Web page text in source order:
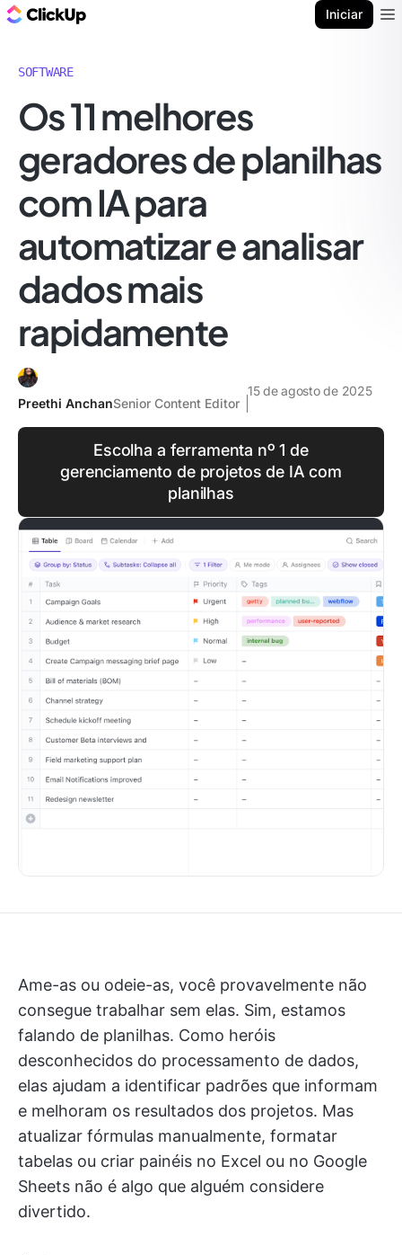
Iniciar
SOFTWARE
Os 11 melhores
geradores de planilhas
com IA para
automatizar e analisar
dados mais
rapidamente
Preethi AnchanSenior Content Editor
15 de agosto de 2025
Escolha a ferramenta nº 1 de
gerenciamento de projetos de IA com
planilhas
Ame-as ou odeie-as, você provavelmente não
consegue trabalhar sem elas. Sim, estamos
falando de planilhas. Como heróis
desconhecidos do processamento de dados,
elas ajudam a identificar padrões que informam
e melhoram os resultados dos projetos. Mas
atualizar fórmulas manualmente, formatar
tabelas ou criar painéis no Excel ou no Google
Sheets não é algo que alguém considere
divertido.